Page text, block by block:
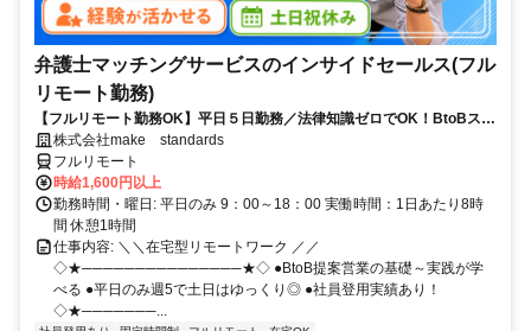
弁護士マッチングサービスのインサイドセールス(フル
リモート勤務)
【フルリモート勤務OK】平日５日勤務／法律知識ゼロでOK！BtoBスキ
ルが身につく営業職
株式会社make standards
フルリモート
時給1,600円以上
勤務時間・曜日: 平日のみ 9：00～18：00 実働時間：1日あたり8時
間 休憩1時間
仕事内容: ＼＼在宅型リモートワーク ／／
◇★───────────────★◇ ●BtoB提案営業の基礎～実践が学
べる ●平日のみ週5で土日はゆっくり◎ ●社員登用実績あり！
◇★───────...